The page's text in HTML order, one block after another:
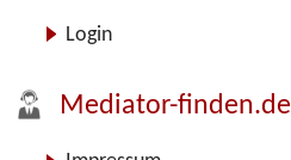
Login
Mediator-finden.de